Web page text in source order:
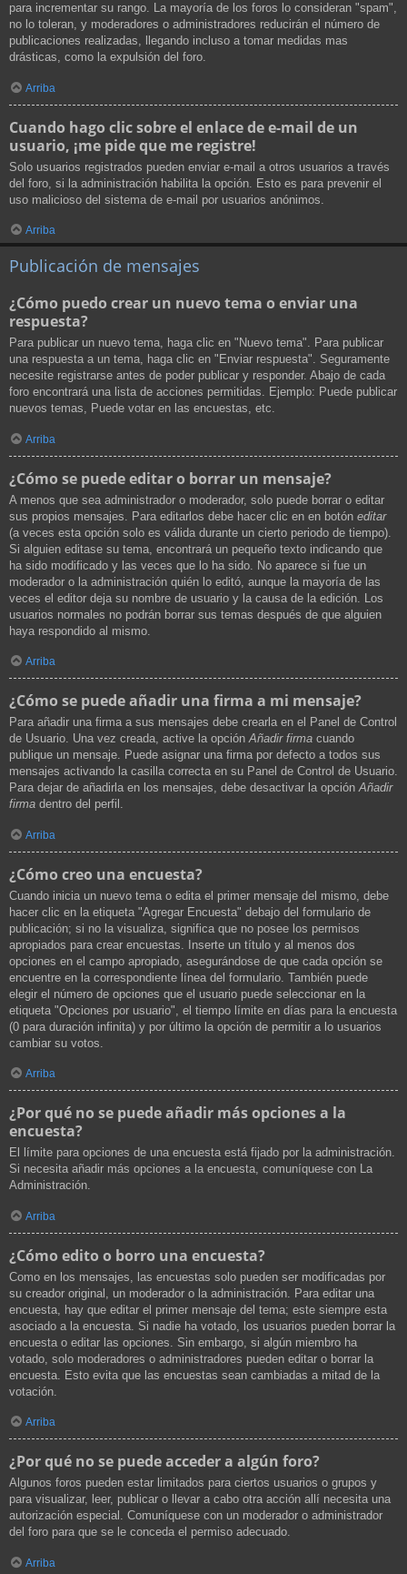
para incrementar su rango. La mayoría de los foros lo consideran "spam",
no lo toleran, y moderadores o administradores reducirán el número de
publicaciones realizadas, llegando incluso a tomar medidas mas
drásticas, como la expulsión del foro.
Arriba
Cuando hago clic sobre el enlace de e-mail de un
usuario, ¡me pide que me registre!
Solo usuarios registrados pueden enviar e-mail a otros usuarios a través
del foro, si la administración habilita la opción. Esto es para prevenir el
uso malicioso del sistema de e-mail por usuarios anónimos.
Arriba
Publicación de mensajes
¿Cómo puedo crear un nuevo tema o enviar una
respuesta?
Para publicar un nuevo tema, haga clic en "Nuevo tema". Para publicar
una respuesta a un tema, haga clic en "Enviar respuesta". Seguramente
necesite registrarse antes de poder publicar y responder. Abajo de cada
foro encontrará una lista de acciones permitidas. Ejemplo: Puede publicar
nuevos temas, Puede votar en las encuestas, etc.
Arriba
¿Cómo se puede editar o borrar un mensaje?
A menos que sea administrador o moderador, solo puede borrar o editar
sus propios mensajes. Para editarlos debe hacer clic en en botón editar
(a veces esta opción solo es válida durante un cierto periodo de tiempo).
Si alguien editase su tema, encontrará un pequeño texto indicando que
ha sido modificado y las veces que lo ha sido. No aparece si fue un
moderador o la administración quién lo editó, aunque la mayoría de las
veces el editor deja su nombre de usuario y la causa de la edición. Los
usuarios normales no podrán borrar sus temas después de que alguien
haya respondido al mismo.
Arriba
¿Cómo se puede añadir una firma a mi mensaje?
Para añadir una firma a sus mensajes debe crearla en el Panel de Control
de Usuario. Una vez creada, active la opciónAñadir firma cuando
publique un mensaje. Puede asignar una firma por defecto a todos sus
mensajes activando la casilla correcta en su Panel de Control de Usuario.
Para dejar de añadirla en los mensajes, debe desactivar la opciónAñadir
firma dentro del perfil.
Arriba
¿Cómo creo una encuesta?
Cuando inicia un nuevo tema o edita el primer mensaje del mismo, debe
hacer clic en la etiqueta "Agregar Encuesta" debajo del formulario de
publicación; si no la visualiza, significa que no posee los permisos
apropiados para crear encuestas. Inserte un título y al menos dos
opciones en el campo apropiado, asegurándose de que cada opción se
encuentre en la correspondiente línea del formulario. También puede
elegir el número de opciones que el usuario puede seleccionar en la
etiqueta "Opciones por usuario", el tiempo límite en días para la encuesta
(0 para duración infinita) y por último la opción de permitir a lo usuarios
cambiar su votos.
Arriba
¿Por qué no se puede añadir más opciones a la
encuesta?
El límite para opciones de una encuesta está fijado por la administración.
Si necesita añadir más opciones a la encuesta, comuníquese con La
Administración.
Arriba
¿Cómo edito o borro una encuesta?
Como en los mensajes, las encuestas solo pueden ser modificadas por
su creador original, un moderador o la administración. Para editar una
encuesta, hay que editar el primer mensaje del tema; este siempre esta
asociado a la encuesta. Si nadie ha votado, los usuarios pueden borrar la
encuesta o editar las opciones. Sin embargo, si algún miembro ha
votado, solo moderadores o administradores pueden editar o borrar la
encuesta. Esto evita que las encuestas sean cambiadas a mitad de la
votación.
Arriba
¿Por qué no se puede acceder a algún foro?
Algunos foros pueden estar limitados para ciertos usuarios o grupos y
para visualizar, leer, publicar o llevar a cabo otra acción allí necesita una
autorización especial. Comuníquese con un moderador o administrador
del foro para que se le conceda el permiso adecuado.
Arriba